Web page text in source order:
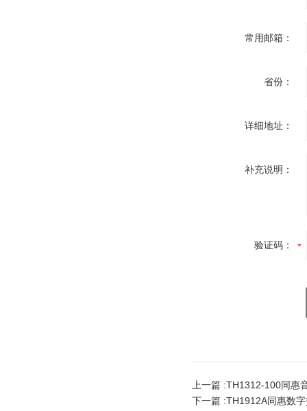
常用邮箱：
省份：
详细地址：
补充说明：
验证码：
上一篇 :TH1312-100同惠
下一篇 :TH1912A同惠数